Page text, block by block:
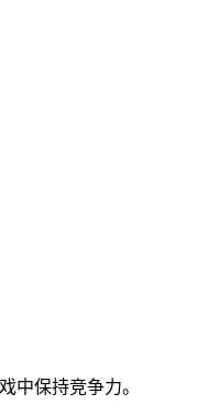
中保持竞争力。